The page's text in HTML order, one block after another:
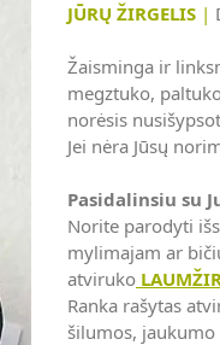
JŪRŲ ŽIRGELIS |
Žaisminga ir
megztuko,
norėsis
Jei nėra Jūsų
Pasidalinsiu su
Norite parodyti
mylimajam ar
atviruko
Ranka rašytas
šilumos,